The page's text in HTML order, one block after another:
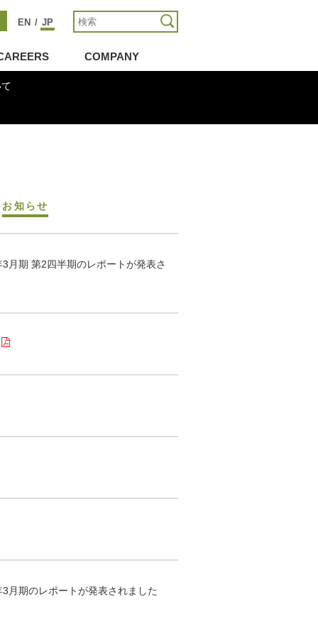
EN / JP
COMPANY
お知らせ
月期 第2四半期のレポートが発表さ
月期のレポートが発表されました